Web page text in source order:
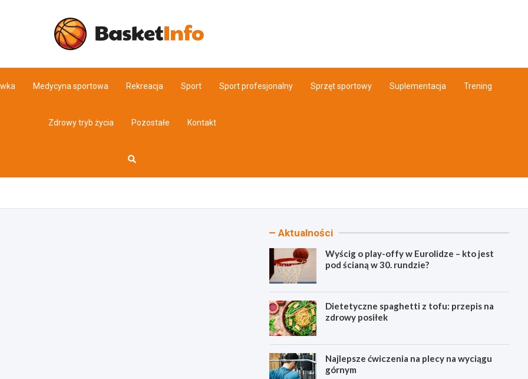
Medycyna sportowa Rekreacja Sport Sport profesjonalny Sprzęt sportowy Suplementacja Trening
Zdrowy tryb życia Pozostałe Kontakt
Aktualności
Wyścig o play-offy w Eurolidze – kto jest
pod ścianą w 30. rundzie?
Dietetyczne spaghetti z tofu: przepis na
zdrowy posiłek
Najlepsze ćwiczenia na plecy na wyciągu
górnym